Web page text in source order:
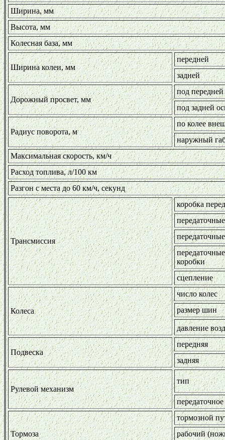
Ширина, мм
Высота, мм
Колесная база, мм
Ширина колеи, мм
передней
задней
Дорожный просвет, мм
под
под задней
Радиус поворота, м
по колее
наружный
Максимальная скорость, км/ч
Расход топлива, л/100 км
Разгон с места до 60 км/ч, секунд
Трансмиссия
коробка
коробки
сцепление
Колеса
число колес
размер шин
давление
Подвеска
передняя
задняя
Рулевой механизм
тип
Тормоза
тормозной
рабочий